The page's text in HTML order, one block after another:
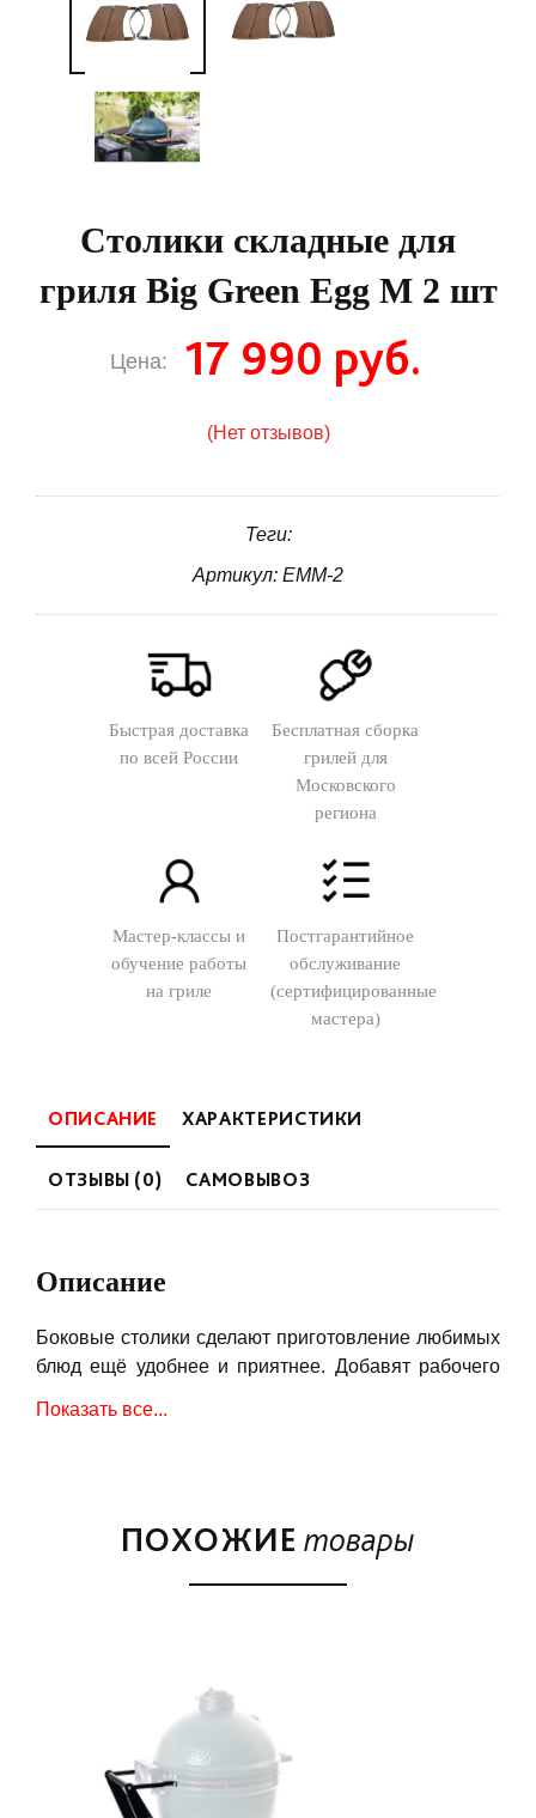
Столики складные для
гриля Big Green Egg M 2 шт
Цена: 17 990 руб.
(Нет отзывов)
Теги:
Артикул: EMM-2
Быстрая доставка
по всей России
Бесплатная сборка
грилей для
Московского
региона
Мастер-классы и
обучение работы
на гриле
Постгарантийное
обслуживание
(сертифицированные
мастера)
ОПИСАНИЕ ХАРАКТЕРИСТИКИ
ОТЗЫВЫ (0) САМОВЫВОЗ
Описание
Боковые столики сделают приготовление любимых
блюд ещё удобнее и приятнее. Добавят рабочего
места для хранения.
В комплект входит 2 штуки.
Показать все...
ПОХОЖИЕ товары